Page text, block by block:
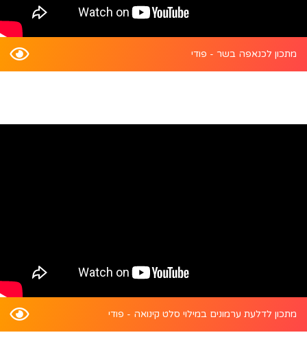
מתכון לכנאפה בשר - פודי
מתכון לדלעת ערמונים במילוי סלט קינואה - פודי